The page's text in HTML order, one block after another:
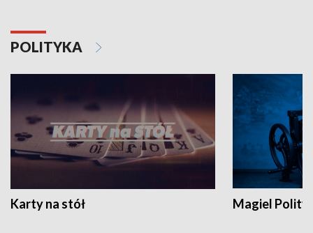
POLITYKA
Karty na stół Magiel